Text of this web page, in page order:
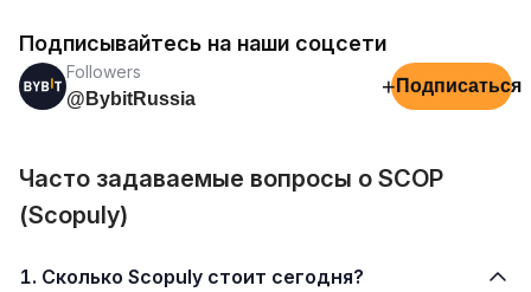
Подписывайтесь на наши соцсети
Followers
@BybitRussia
+ Подписаться
Часто задаваемые вопросы о SCOP
(Scopuly)
1. Сколько Scopuly стоит сегодня?